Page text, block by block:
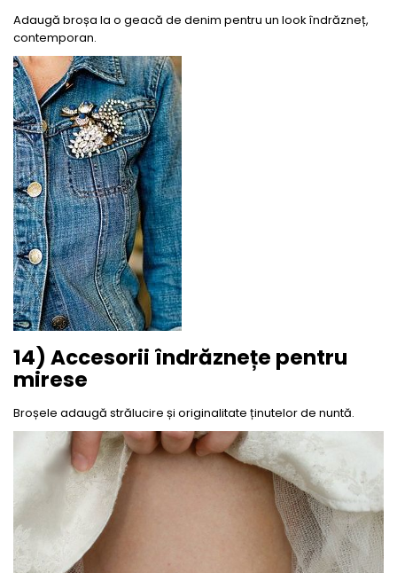
Adaugă broșa la o geacă de denim pentru un look îndrăzneț,
contemporan.
14) Accesorii îndrăznețe pentru
mirese
Broșele adaugă strălucire și originalitate ținutelor de nuntă.